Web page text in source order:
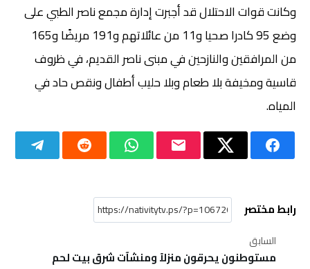
وكانت قوات الاحتلال قد أجبرت إدارة مجمع ناصر الطبي على
وضع 95 كادرا صحيا و11 من عائلاتهم و191 مريضًا و165
من المرافقين والنازحين في مبنى ناصر القديم، في ظروف
قاسية ومخيفة بلا طعام وبلا حليب أطفال ونقص حاد في
المياه.
رابط مختصر
السابق
مستوطنون يحرقون منزلاً ومنشآت شرق بيت لحم